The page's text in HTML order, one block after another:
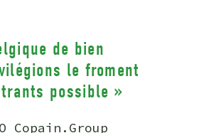
de bien
le froment
possible »